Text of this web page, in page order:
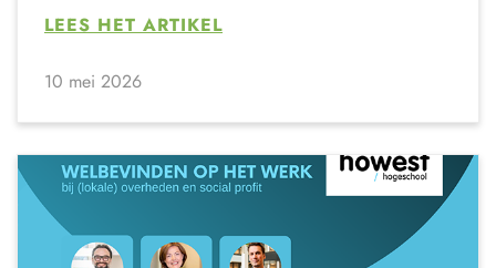
LEES HET ARTIKEL
10 mei 2026